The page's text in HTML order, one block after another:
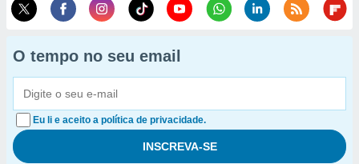
O tempo no seu email
Eu li e aceito a política de privacidade.